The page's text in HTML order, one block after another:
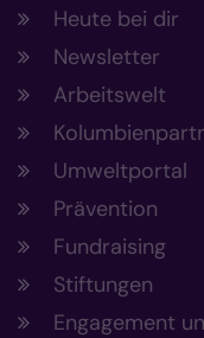
Heute bei dir
Newsletter
Arbeitswelt
Umweltportal
Prävention
Fundraising
Stiftungen
Engagement